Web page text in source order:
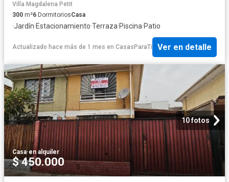
Villa Magdalena Petit
300 m²6 DormitoriosCasa
·Jardín·Estacionamiento·Terraza·Piscina·Patio
Actualizado hace más de 1 mes en CasasParaTi Ver en detalle
10 fotos
Casa·en alquiler
$ 450.000